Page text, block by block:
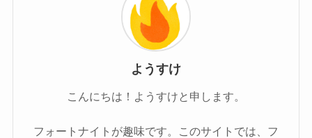
ようすけ
こんにちは！ようすけと申します。
フォートナイトが趣味です。このサイトでは、フ